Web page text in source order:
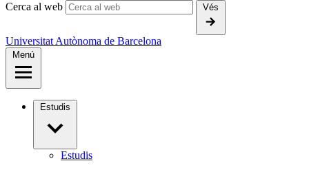
Cerca al web Vés
Universitat Autònoma de Barcelona
Menú
Estudis
Estudis